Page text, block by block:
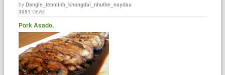
byDangle_tenminh_khongdai_nhuthe_naydau
3051 views
Pork Asado.